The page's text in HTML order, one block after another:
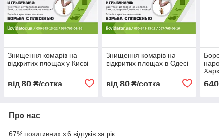
Знищення комарів на
відкритих площах у Києві
від 80 ₴/сотка
Знищення комарів на
відкритих площах в Одесі
від 80₴/сотка 640
Про нас
67% позитивних з 6 відгуків за рік